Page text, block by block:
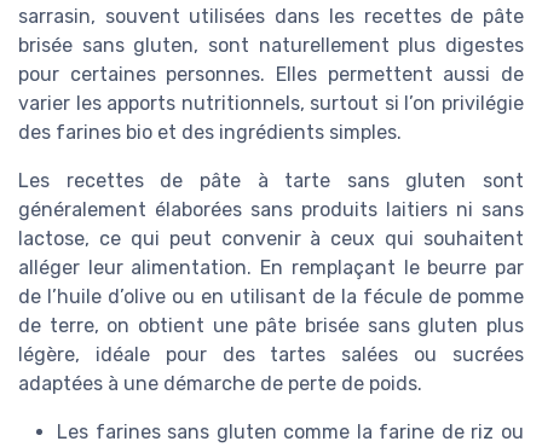
sarrasin, souvent utilisées dans les recettes de pâte
brisée sans gluten, sont naturellement plus digestes
pour certaines personnes. Elles permettent aussi de
varier les apports nutritionnels, surtout si l’on privilégie
des farines bio et des ingrédients simples.
Les recettes de pâte à tarte sans gluten sont
généralement élaborées sans produits laitiers ni sans
lactose, ce qui peut convenir à ceux qui souhaitent
alléger leur alimentation. En remplaçant le beurre par
de l’huile d’olive ou en utilisant de la fécule de pomme
de terre, on obtient une pâte brisée sans gluten plus
légère, idéale pour des tartes salées ou sucrées
adaptées à une démarche de perte de poids.
Les farines sans gluten comme la farine de riz ou